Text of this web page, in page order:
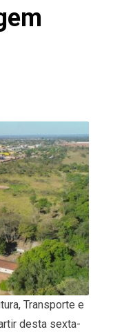
Transporte e
desta sexta-